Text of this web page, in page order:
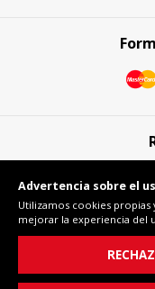
Advertencia sobre el
Utilizamos cookies propias
mejorar la experiencia del